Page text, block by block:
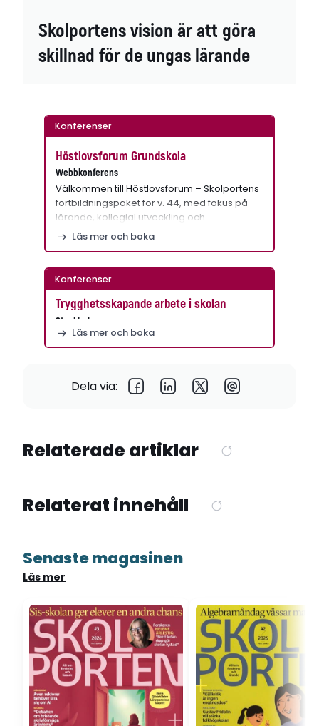
Skolportens vision är att göra
skillnad för de ungas lärande
Konferenser
Höstlovsforum Grundskola
Webbkonferens
Välkommen till Höstlovsforum – Skolportens
fortbildningspaket för v. 44, med fokus på
lärande, kollegial utveckling och…
Läs mer och boka
Konferenser
Trygghetsskapande arbete i skolan
Stockholm
Läs mer och boka
Dela via:
Relaterade artiklar
Relaterat innehåll
Senaste magasinen
Läs mer